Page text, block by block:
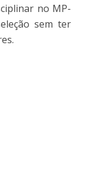
no MP-
sem ter